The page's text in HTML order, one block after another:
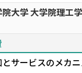
大学 大学院理工
サービスのメカ